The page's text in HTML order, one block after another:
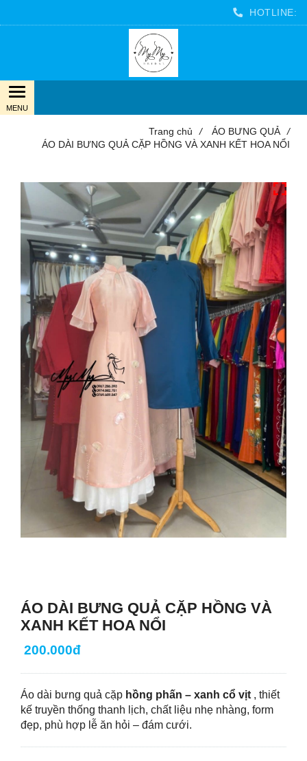
HOTLINE:
Trang chủ / ÁO BƯNG QUẢ
/
ÁO DÀI BƯNG QUẢ CẶP HỒNG VÀ XANH KẾT HOA NỔI
ÁO DÀI BƯNG QUẢ CẶP HỒNG VÀ
XANH KẾT HOA NỔI
200.000đ
Áo dài bưng quả cặp hồng phấn – xanh cổ vịt , thiết
kế truyền thống thanh lịch, chất liệu nhẹ nhàng, form
đẹp, phù hợp lễ ăn hỏi – đám cưới.